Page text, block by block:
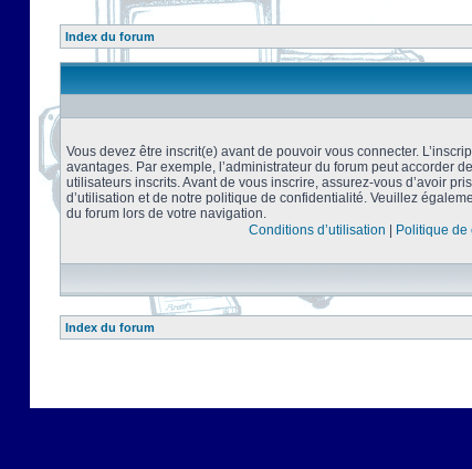
Index du forum
Vous devez être inscrit(e) avant de pouvoir vous connecter.
avantages. Par exemple, l’administrateur du forum peut accorder
utilisateurs inscrits. Avant de vous inscrire, assurez-vous d’avoir
d’utilisation et de notre politique de confidentialité. Veuillez
du forum lors de votre navigation.
Conditions d’utilisation
Politique de
Index du forum